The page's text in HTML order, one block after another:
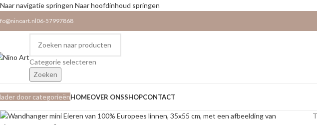
Naar navigatie springen Naar hoofdinhoud springen
06-57997868
Categorie selecteren
Zoeken
door categorieënHOMEOVER ONSSHOPCONTACT